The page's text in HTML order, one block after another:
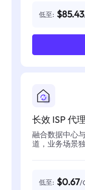
低至: $85.43
长效 ISP 代理
融合数据中心
道，业务场景
低至: $0.67/